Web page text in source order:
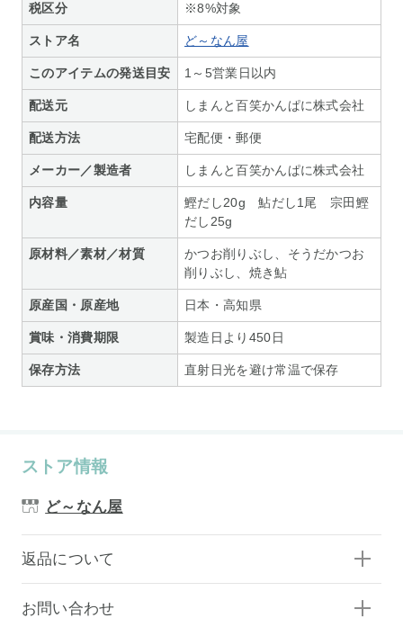
税区分 ※8%対象
ストア名 ど～なん屋
このアイテムの発送目安 1～5営業日以内
配送元 しまんと百笑かんぱに株式会社
配送方法 宅配便・郵便
メーカー／製造者 しまんと百笑かんぱに株式会社
内容量
鰹だし20g 鮎だし1尾 宗田鰹
だし25g
原材料／素材／材質
かつお削りぶし、そうだかつお
削りぶし、焼き鮎
原産国・原産地 日本・高知県
賞味・消費期限 製造日より450日
保存方法 直射日光を避け常温で保存
ストア情報
ど～なん屋
返品について
お問い合わせ